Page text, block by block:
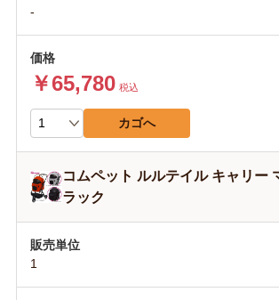
-
￥65,780 税込
カゴへ
コムペット ルルテイル キャリー
ラック
1